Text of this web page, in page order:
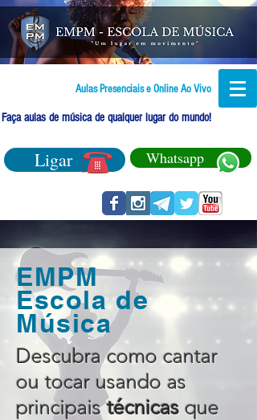
Aulas Presenciais e Online Ao Vivo
Faça aulas de música de qualquer lugar do mundo!
Ligar Whatsapp
EMPM
Escola de
Música
Descubra como cantar
ou tocar usando as
principaistécnicas que